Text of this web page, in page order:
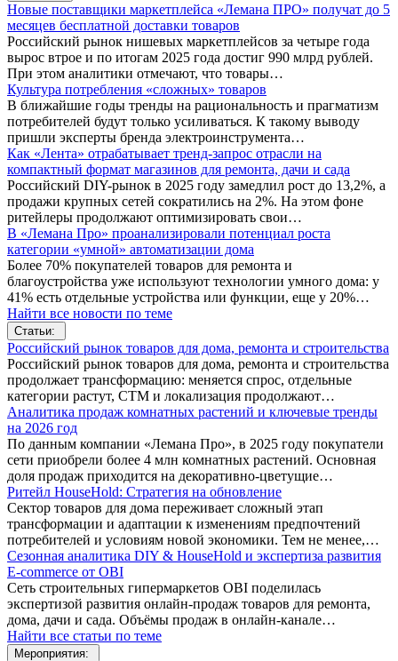
Новые поставщики маркетплейса «Лемана ПРО» получат до 5
месяцев бесплатной доставки товаров
Российский рынок нишевых маркетплейсов за четыре года
вырос втрое и по итогам 2025 года достиг 990 млрд рублей.
При этом аналитики отмечают, что товары…
Культура потребления «сложных» товаров
В ближайшие годы тренды на рациональность и прагматизм
потребителей будут только усиливаться. К такому выводу
пришли эксперты бренда электроинструмента…
Как «Лента» отрабатывает тренд-запрос отрасли на
компактный формат магазинов для ремонта, дачи и сада
Российский DIY-рынок в 2025 году замедлил рост до 13,2%, а
продажи крупных сетей сократились на 2%. На этом фоне
ритейлеры продолжают оптимизировать свои…
В «Лемана Про» проанализировали потенциал роста
категории «умной» автоматизации дома
Более 70% покупателей товаров для ремонта и
благоустройства уже используют технологии умного дома: у
41% есть отдельные устройства или функции, еще у 20%…
Найти все новости по теме
Статьи:
Российский рынок товаров для дома, ремонта и строительства
Российский рынок товаров для дома, ремонта и строительства
продолжает трансформацию: меняется спрос, отдельные
категории растут, СТМ и локализация продолжают…
Аналитика продаж комнатных растений и ключевые тренды
на 2026 год
По данным компании «Лемана Про», в 2025 году покупатели
сети приобрели более 4 млн комнатных растений. Основная
доля продаж приходится на декоративно-цветущие…
Ритейл HouseHold: Стратегия на обновление
Сектор товаров для дома переживает сложный этап
трансформации и адаптации к изменениям предпочтений
потребителей и условиям новой экономики. Тем не менее,…
Сезонная аналитика DIY & HouseHold и экспертиза развития
E-commerce от OBI
Сеть строительных гипермаркетов OBI поделилась
экспертизой развития онлайн-продаж товаров для ремонта,
дома, дачи и сада. Объёмы продаж в онлайн-канале…
Найти все статьи по теме
Мероприятия: